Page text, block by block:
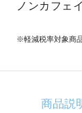
ノンカフェ
※軽減税率対象商
商品説